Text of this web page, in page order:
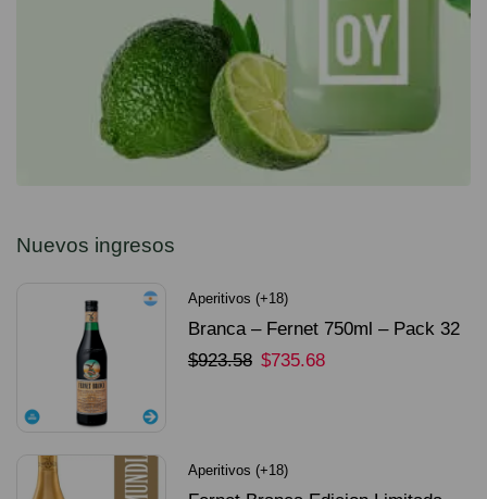
Nuevos ingresos
Aperitivos (+18)
Branca – Fernet 750ml – Pack 32
Unidades
$923.58 $735.68
Aperitivos (+18)